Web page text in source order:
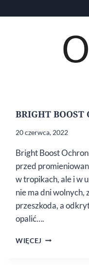
do
BRIGHT BOOST
20 czerwca, 2022
Bright Boost
przed
w tropikach, ale i w
nie ma dni wolnych,
przeszkoda, a
opalić….
WIĘCEJ BRIGHT